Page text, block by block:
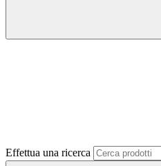
Effettua una ricerca